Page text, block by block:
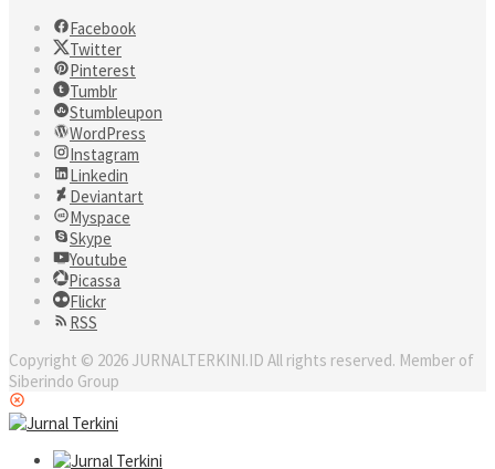
Facebook
Twitter
Pinterest
Tumblr
Stumbleupon
WordPress
Instagram
Linkedin
Deviantart
Myspace
Skype
Youtube
Picassa
Flickr
RSS
Copyright © 2026 JURNALTERKINI.ID All rights reserved. Member of
Siberindo Group